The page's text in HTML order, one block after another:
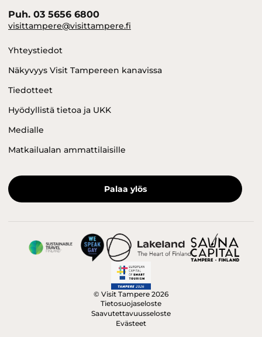
Puh. 03 5656 6800
visittampere@visittampere.fi
Yhteystiedot
Näkyvyys Visit Tampereen kanavissa
Tiedotteet
Hyödyllistä tietoa ja UKK
Medialle
Matkailualan ammattilaisille
Palaa ylös
© Visit Tampere 2026
Tietosuojaseloste
Saavutettavuusseloste
Evästeet